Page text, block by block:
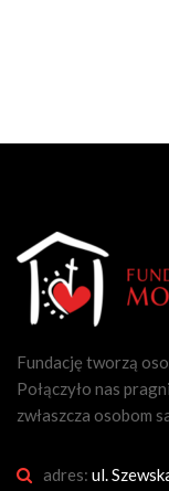
Fundację tworzą
Połączyło nas
zwłaszcza osobom
adres: ul.